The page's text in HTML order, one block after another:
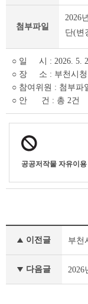
상
테
첨부파일
2026
단(변
○ 일 시 : 2026. 5.
○ 장 소 : 부천시청
○ 참여위원 : 첨부파
○ 안 건 : 총 2건
공공저작물 자유이
행
이전글 부천
다음글 2026